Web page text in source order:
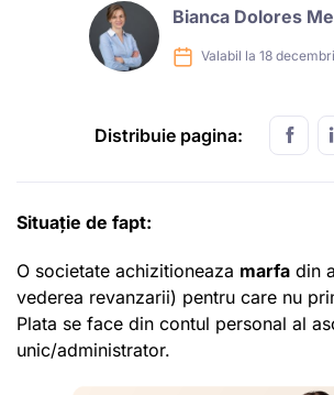
Bianca Dolores
Valabil la 18
Distribuie pagina:
Situație de fapt:
O societate achizitioneaza marfa din
vederea revanzarii) pentru care nu
Plata se face din contul personal al
unic/administrator.